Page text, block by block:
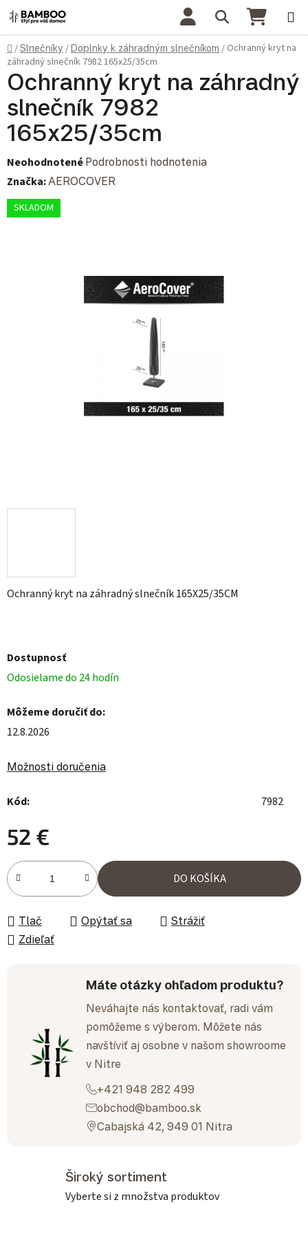
Prejsť na obsah Hľadať
Domov
/Slnečníky /Doplnky k záhradným slnečníkom / Ochranný kryt na
záhradný slnečník 7982 165x25/35cm
Ochranný kryt na záhradný slnečník 165X25/35CM
Dostupnosť
Odosielame do 24 hodín
Môžeme doručiť do:
12.8.2026
Možnosti doručenia
Kód: 7982
52 €
Jednotková cena:
DO KOŠÍKA
Tlač Opýtať sa
Strážiť
Zdieľať
Máte otázky ohľadom produktu?
Neváhajte nás kontaktovať, radi vám
pomôžeme s výberom. Môžete nás
navštíviť aj osobne v našom showroome
v Nitre
+421 948 282 499
obchod@bamboo.sk
Cabajská 42, 949 01 Nitra
Ochranný kryt na záhradný
slnečník 7982
165x25/35cm
Priemerné hodnotenie produktu je 0,0 z 5 hviezdičiek.
Neohodnotené Podrobnosti hodnotenia
Značka:AEROCOVER
SKLADOM
Široký sortiment
Vyberte si z množstva produktov